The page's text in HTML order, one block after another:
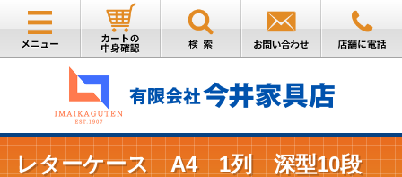
レターケース A4 1列 深型10段